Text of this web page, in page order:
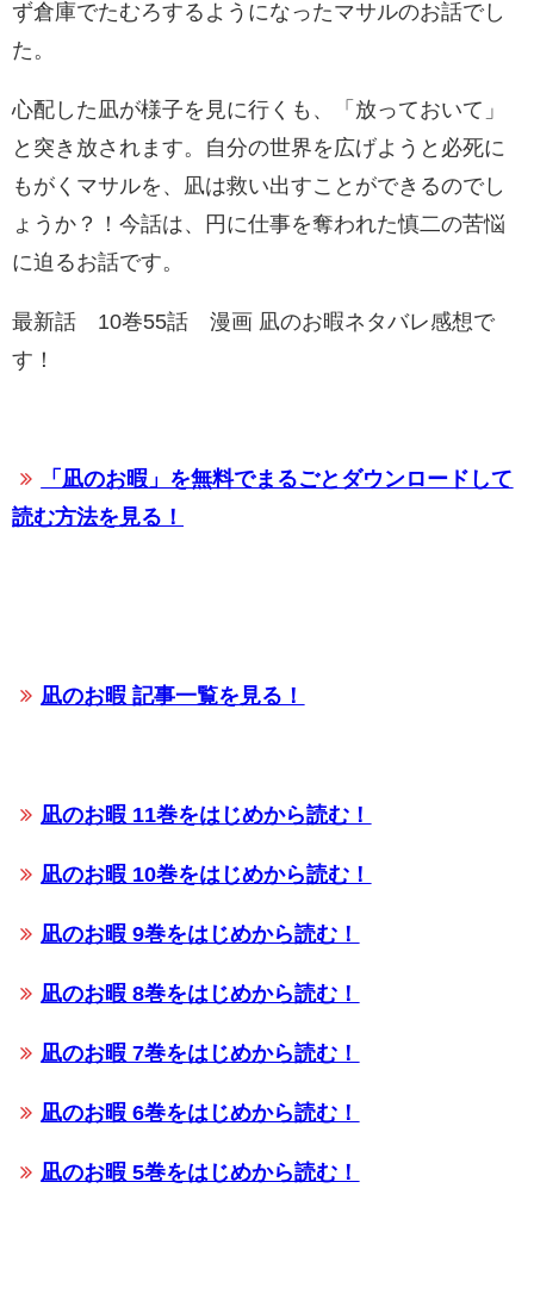
ず倉庫でたむろするようになったマサルのお話でし
た。
心配した凪が様子を見に行くも、「放っておいて」
と突き放されます。自分の世界を広げようと必死に
もがくマサルを、凪は救い出すことができるのでし
ょうか？！今話は、円に仕事を奪われた慎二の苦悩
に迫るお話です。
最新話 10巻55話 漫画 凪のお暇ネタバレ感想で
す！
「凪のお暇」を無料でまるごとダウンロードして
読む方法を見る！
凪のお暇 記事一覧を見る！
凪のお暇 11巻をはじめから読む！
凪のお暇 10巻をはじめから読む！
凪のお暇 9巻をはじめから読む！
凪のお暇 8巻をはじめから読む！
凪のお暇 7巻をはじめから読む！
凪のお暇 6巻をはじめから読む！
凪のお暇 5巻をはじめから読む！